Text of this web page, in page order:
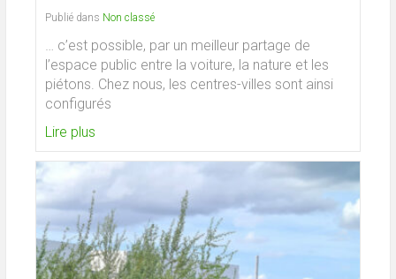
Publié dans Non classé
… c’est possible, par un meilleur partage de
l’espace public entre la voiture, la nature et les
piétons. Chez nous, les centres-villes sont ainsi
configurés
Lire plus